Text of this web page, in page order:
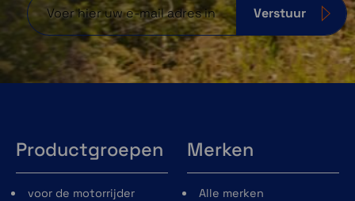
Verstuur
Productgroepen
voor de motorrijder
Merken
Alle merken